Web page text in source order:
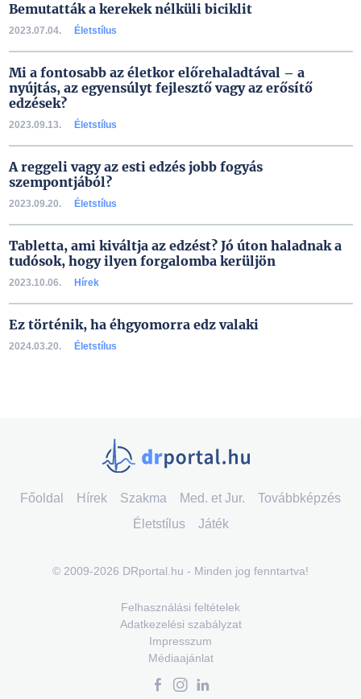
Bemutatták a kerekek nélküli biciklit
2023.07.04. Életstílus
Mi a fontosabb az életkor előrehaladtával – a
nyújtás, az egyensúlyt fejlesztő vagy az erősítő
edzések?
2023.09.13. Életstílus
A reggeli vagy az esti edzés jobb fogyás
szempontjából?
2023.09.20. Életstílus
Tabletta, ami kiváltja az edzést? Jó úton haladnak a
tudósok, hogy ilyen forgalomba kerüljön
2023.10.06. Hírek
Ez történik, ha éhgyomorra edz valaki
2024.03.20. Életstílus
Főoldal Hírek Szakma Med. et Jur.
Továbbképzés
Életstílus
Játék
© 2009-2026 DRportal.hu - Minden jog fenntartva!
Felhasználási feltételek
Adatkezelési szabályzat
Impresszum
Médiaajánlat